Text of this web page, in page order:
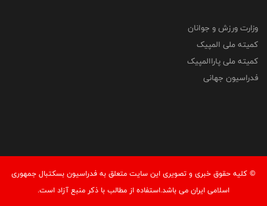
وزارت ورزش و جوانان
کمیته ملی المپیک
کمیته ملی پاراالمپیک
فدراسیون جهانی
© کليه حقوق خبری و تصويری اين سايت متعلق به فدراسیون بسکتبال جمهوری
اسلامی ایران می باشد.استفاده از مطالب با ذكر منبع آزاد است.